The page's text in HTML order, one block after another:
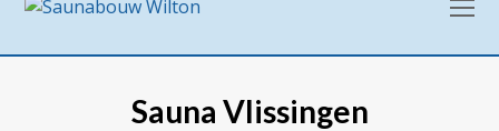
Sauna Vlissingen